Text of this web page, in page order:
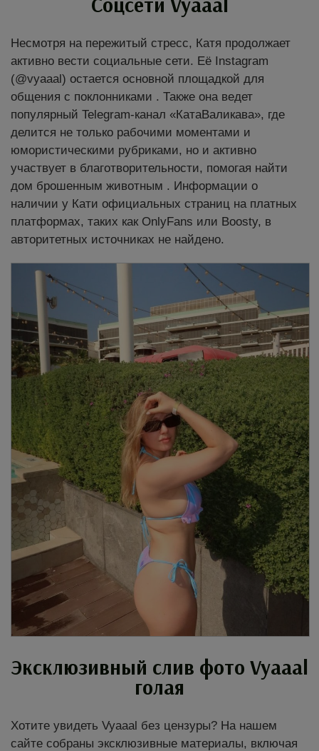
Несмотря на пережитый стресс, Катя продолжает
активно вести социальные сети. Её Instagram
(@vyaaal) остается основной площадкой для
общения с поклонниками . Также она ведет
популярный Telegram-канал «КатаВаликава», где
делится не только рабочими моментами и
юмористическими рубриками, но и активно
участвует в благотворительности, помогая найти
дом брошенным животным . Информации о
наличии у Кати официальных страниц на платных
платформах, таких как OnlyFans или Boosty, в
авторитетных источниках не найдено.
Эксклюзивный слив фото Vyaaal
голая
Хотите увидеть Vyaaal без цензуры? На нашем
сайте собраны эксклюзивные материалы, включая